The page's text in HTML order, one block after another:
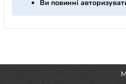
Ви повинні